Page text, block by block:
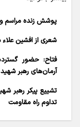
پوشش زنده مراسم
شعری از افشین علاء
فتاح: حضور
آرمان‌های رهبر
تشییع پیکر رهبر
تداوم راه مقاومت